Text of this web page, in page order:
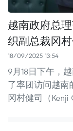
越南政府总
织副总裁冈
18/09/2025 13:54
9月18日下午，
了率团访问越南
冈村健司（Kenji